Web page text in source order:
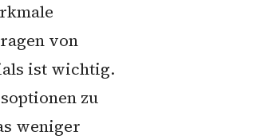
von
ist wichtig.
zu
weniger